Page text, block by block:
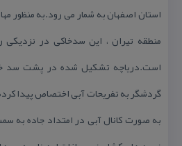
استان اصفهان به شمار می رود.به منظور
منطقه تیران ، این سدخاكی در
است.دریاچه تشكیل شده در پشت سد
گردشگر به تفریحات آبی اختصاص پیدا
به صورت كانال آبی در امتداد جاده به